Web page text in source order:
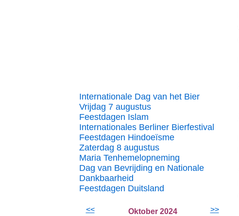
Internationale Dag van het Bier
Vrijdag 7 augustus
Feestdagen Islam
Internationales Berliner Bierfestival
Feestdagen Hindoeïsme
Zaterdag 8 augustus
Maria Tenhemelopneming
Dag van Bevrijding en Nationale
Dankbaarheid
Feestdagen Duitsland
<< Oktober 2024
>>